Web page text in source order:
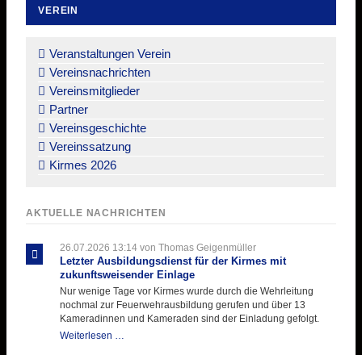
VEREIN
überspringen
Veranstaltungen Verein
Vereinsnachrichten
Vereinsmitglieder
Partner
Vereinsgeschichte
Vereinssatzung
Kirmes 2026
AKTUELLE NACHRICHTEN
26.07.2026 13:14von Thomas Geigenmüller
Letzter Ausbildungsdienst für der Kirmes mit
zukunftsweisender Einlage
Nur wenige Tage vor Kirmes wurde durch die Wehrleitung
nochmal zur Feuerwehrausbildung gerufen und über 13
Kameradinnen und Kameraden sind der Einladung gefolgt.
Weiterlesen …